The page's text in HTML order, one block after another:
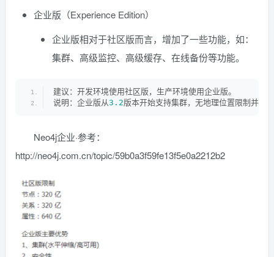
企业版（Experience Edition）
企业版相对于社区版而言，增加了一些功能，如：
集群、高级监控、高级缓存、在线备份等功能。
建议：开发环境使用社区版，生产环境使用企业版。
说明：企业版从3.2版本开始支持集群，无地理位置限制并且
Neo4j企业·参考：
http://neo4j.com.cn/topic/59b0a3f59fe13f5e0a2212b2